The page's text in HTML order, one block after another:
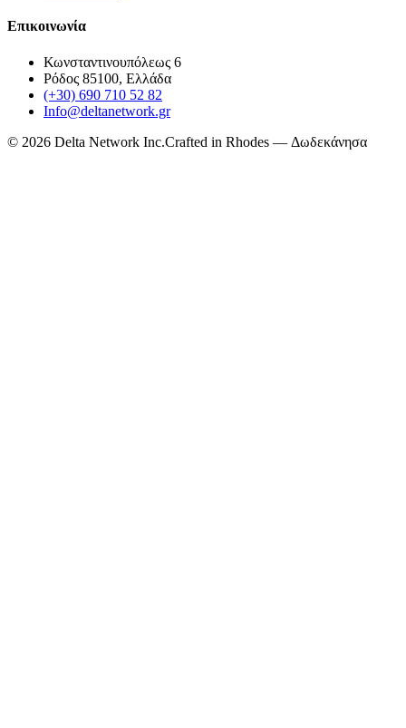
Επικοινωνία
Κωνσταντινουπόλεως 6
Ρόδος 85100, Ελλάδα
(+30) 690 710 52 82
Info@deltanetwork.gr
© 2026 Delta Network Inc.Crafted in Rhodes — Δωδεκάνησα